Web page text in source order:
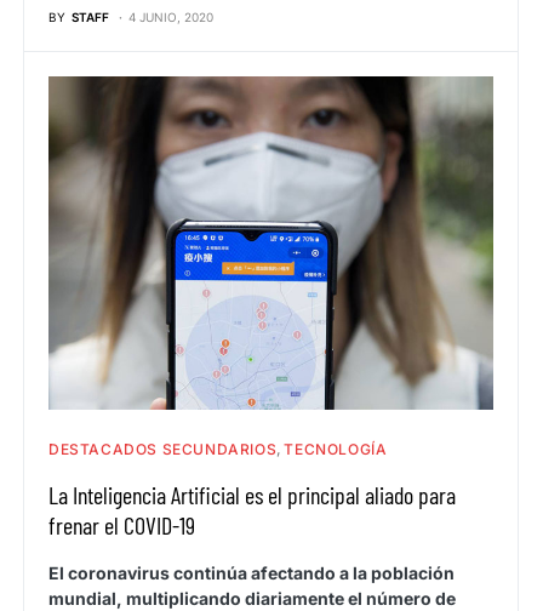
BY STAFF 4 JUNIO, 2020
DESTACADOS SECUNDARIOS TECNOLOGÍA
La Inteligencia Artificial es el principal aliado para
frenar el COVID-19
El coronavirus continúa afectando a la población
mundial, multiplicando diariamente el número de